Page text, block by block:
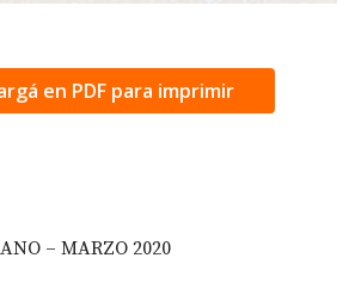
en PDF para imprimir
– MARZO 2020